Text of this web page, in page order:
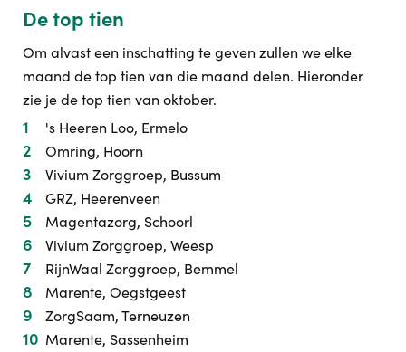
De top tien
Om alvast een inschatting te geven zullen we elke
maand de top tien van die maand delen. Hieronder
zie je de top tien van oktober.
's Heeren Loo, Ermelo
Omring, Hoorn
Vivium Zorggroep, Bussum
GRZ, Heerenveen
Magentazorg, Schoorl
Vivium Zorggroep, Weesp
RijnWaal Zorggroep, Bemmel
Marente, Oegstgeest
ZorgSaam, Terneuzen
Marente, Sassenheim